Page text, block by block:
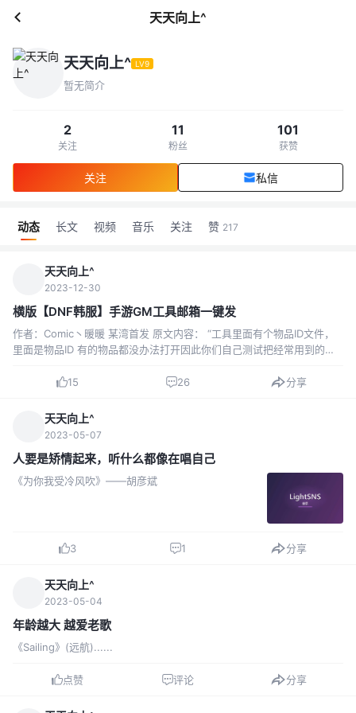
天天向上^
天天向上^ LV9
暂无简介
2
关注
11
粉丝
101
获赞
关注 私信
动态 长文 视频 音乐 关注 赞 217
天天向上^
2023-12-30
横版【DNF韩服】手游GM工具邮箱一键发
作者：Comic丶暖暖 某湾首发 原文内容： “工具里面有个物品ID文件，
里面是物品ID 有的物品都没办法打开因此你们自己测试把经常用到的直
情更新，后续可能会出现更多功能 易开...
15 26 分享
天天向上^
2023-05-07
人要是矫情起来，听什么都像在唱自己
《为你我受冷风吹》——胡彦斌
3 1 分享
天天向上^
2023-05-04
年龄越大 越爱老歌
《Sailing》(远航)......
点赞 评论 分享